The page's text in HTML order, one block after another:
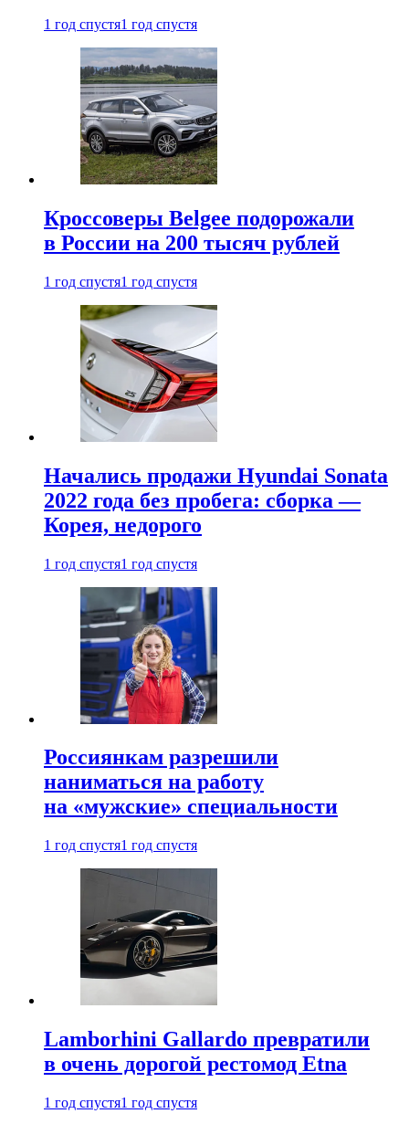
1 год спустя1 год спустя
Кроссоверы Belgee подорожали
в России на 200 тысяч рублей
1 год спустя1 год спустя
Начались продажи Hyundai Sonata
2022 года без пробега: сборка —
Корея, недорого
1 год спустя1 год спустя
Россиянкам разрешили
наниматься на работу
на «мужские» специальности
1 год спустя1 год спустя
Lamborhini Gallardo превратили
в очень дорогой рестомод Etna
1 год спустя1 год спустя